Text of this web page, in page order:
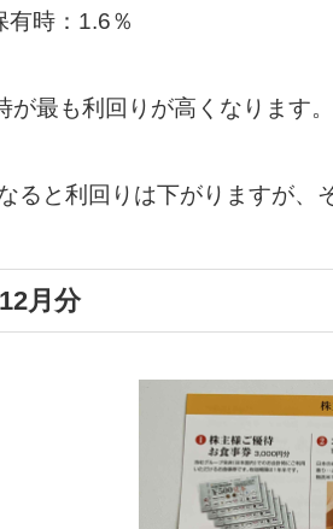
有時：1.6％
が最も利回りが高くなります。
ると利回りは下がりますが、
月分